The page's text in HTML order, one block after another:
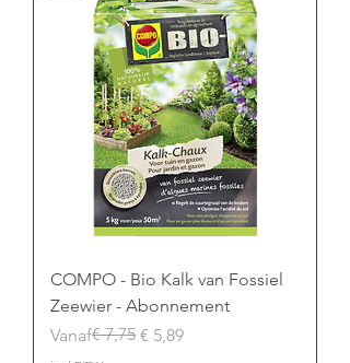
COMPO - Bio Kalk van Fossiel
Zeewier - Abonnement
Vanaf
Normale prijs
€ 7,75 € 5,89
Verkoopprijs